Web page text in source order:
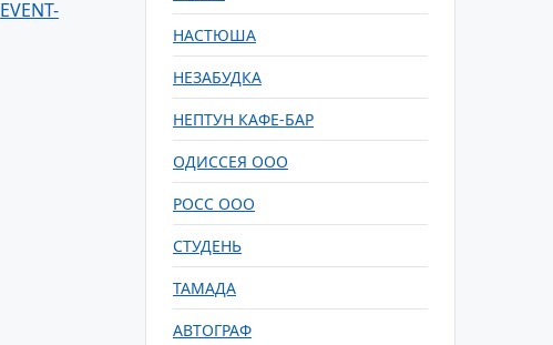
EVENT-
НАСТЮША
НЕЗАБУДКА
НЕПТУН КАФЕ-БАР
ОДИССЕЯ ООО
РОСС ООО
СТУДЕНЬ
ТАМАДА
АВТОГРАФ